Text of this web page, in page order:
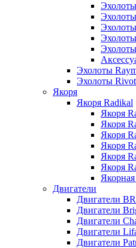
Эхолоты
Эхолоты
Якоря
Якоря Radikal
Якоря
Якоря
Якоря
Якоря
Якоря
Якоря
Двигатели
Двигатели
Двигатели
Двигатели
Двигатели
Двигатели